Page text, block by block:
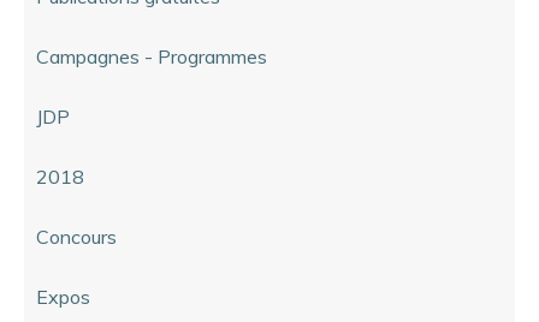
Campagnes - Programmes
JDP
2018
Concours
Expos